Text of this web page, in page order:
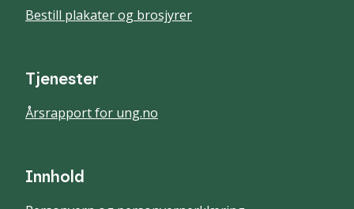
Bestill plakater og brosjyrer
Tjenester
Årsrapport for ung.no
Innhold